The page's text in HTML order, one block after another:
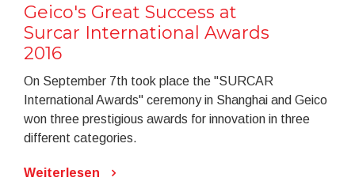
Geico's Great Success at
Surcar International Awards
2016
On September 7th took place the "SURCAR
International Awards" ceremony in Shanghai and Geico
won three prestigious awards for innovation in three
different categories.
Weiterlesen